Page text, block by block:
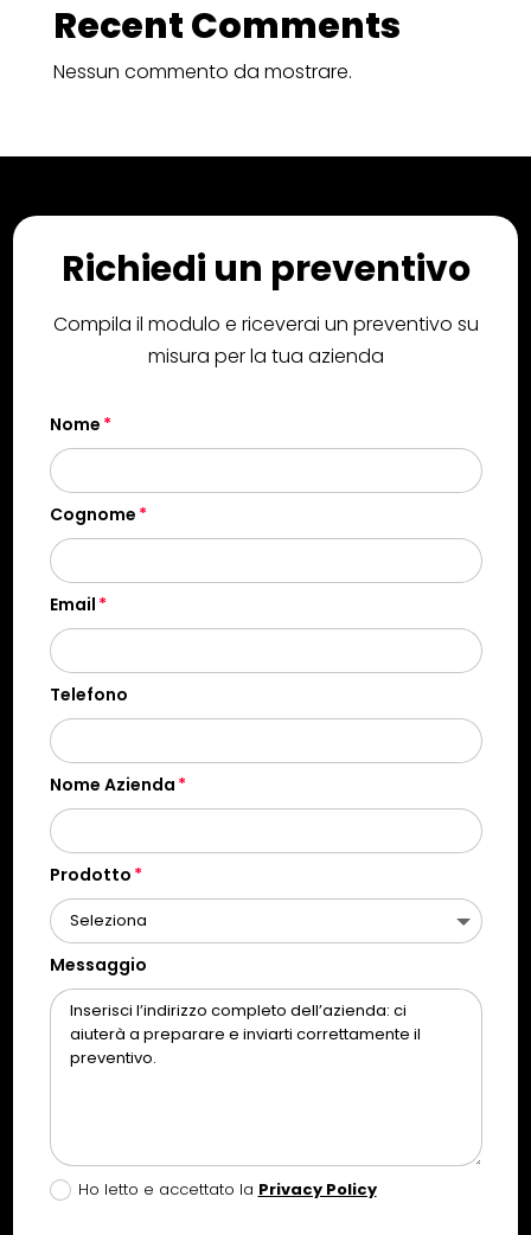
Recent Comments
Nessun commento da mostrare.
Richiedi un preventivo
Compila il modulo e riceverai un preventivo su
misura per la tua azienda
Nome
Cognome
Email
Telefono
Nome Azienda
Prodotto
Messaggio
Ho letto e accettato la Privacy Policy